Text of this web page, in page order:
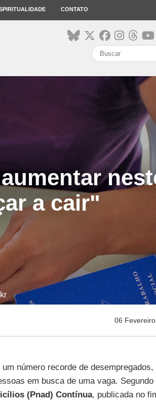
CONTATO
a cair"
06
número recorde de desempregados,
em busca de uma vaga. Segundo
(Pnad) Contínua, publicada no